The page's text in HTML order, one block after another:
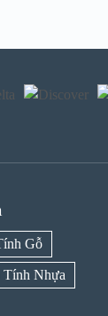
Gỗ
Tính Nhựa